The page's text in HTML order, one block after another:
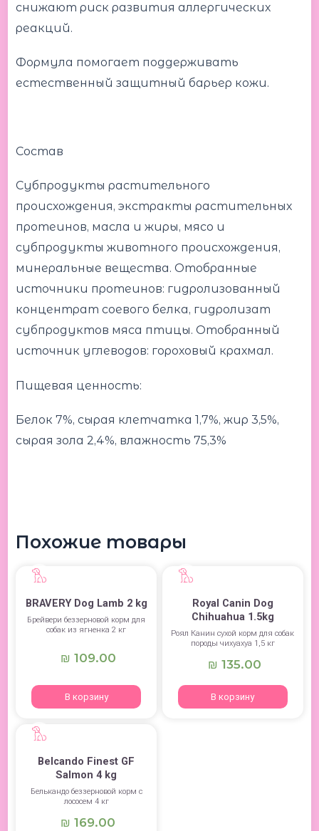
снижают риск развития аллергических
реакций.
Формула помогает поддерживать
естественный защитный барьер кожи.
Состав
Субпродукты растительного
происхождения, экстракты растительных
протеинов, масла и жиры, мясо и
субпродукты животного происхождения,
минеральные вещества. Отобранные
источники протеинов: гидролизованный
концентрат соевого белка, гидролизат
субпродуктов мяса птицы. Отобранный
источник углеводов: гороховый крахмал.
Пищевая ценность:
Белок 7%, сырая клетчатка 1,7%, жир 3,5%,
сырая зола 2,4%, влажность 75,3%
Похожие товары
BRAVERY Dog Lamb 2 kg
Брейвери беззерновой корм для
собак из ягненка 2 кг
₪ 109.00
В корзину
Royal Canin Dog
Chihuahua 1.5kg
Роял Канин сухой корм для собак
породы чихуахуа 1,5 кг
₪ 135.00
В корзину
Belcando Finest GF
Salmon 4 kg
Белькандо беззерновой корм с
лососем 4 кг
₪ 169.00